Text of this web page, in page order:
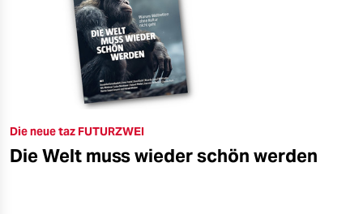
Die neue taz FUTURZWEI
Die Welt muss wieder schön werden